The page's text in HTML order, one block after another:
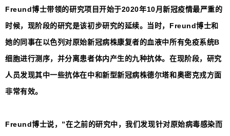
Freund博士带领的研究项目开始于2020年10月新冠疫情最严重的
时候，现阶段的研究是该初步研究的延续。当时，Freund博士和
她的同事在以色列对原始新冠病株康复者的血液中所有免疫系统B
细胞进行测序，并分离患者体内产生的九种抗体。在现阶段，研究
人员发现其中一些抗体在中和新型新冠病株德尔塔和奥密克戎方面
非常有效。
Freund博士说，”在之前的研究中，我们发现针对原始病毒感染而